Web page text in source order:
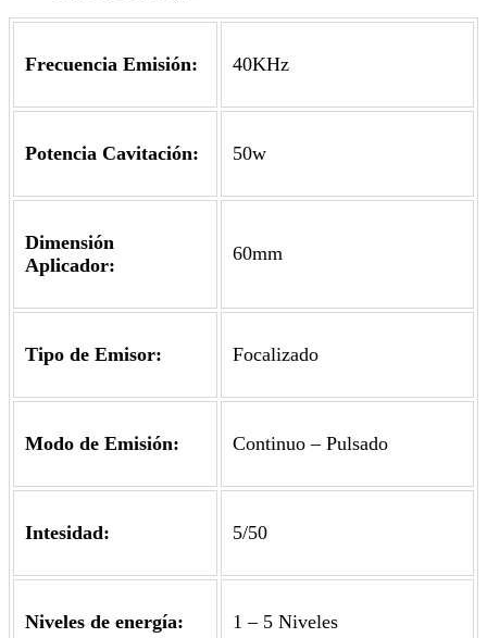
Frecuencia Emisión: 40KHz
Potencia Cavitación: 50w
Dimensión
Aplicador:
60mm
Tipo de Emisor: Focalizado
Modo de Emisión: Continuo – Pulsado
Intesidad: 5/50
Niveles de energía: 1 – 5 Niveles